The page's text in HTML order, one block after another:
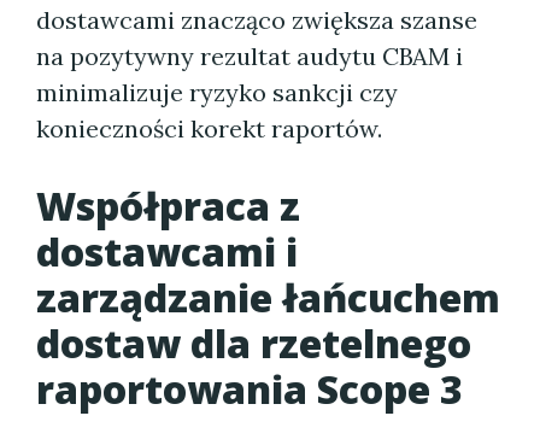
dostawcami znacząco zwiększa szanse
na pozytywny rezultat audytu CBAM i
minimalizuje ryzyko sankcji czy
konieczności korekt raportów.
Współpraca z
dostawcami i
zarządzanie łańcuchem
dostaw dla rzetelnego
raportowania Scope 3